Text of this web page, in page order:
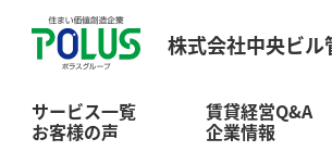
株式会社中央ビル
サービス一覧 賃貸経営Q&A
お客様の声 企業情報